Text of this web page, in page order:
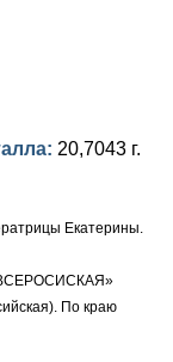
20,7043 г.
Екатерины.
По краю